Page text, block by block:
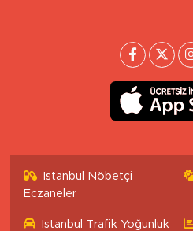
İstanbul Nöbetçi
Eczaneler
İstanbul Trafik Yoğunluk